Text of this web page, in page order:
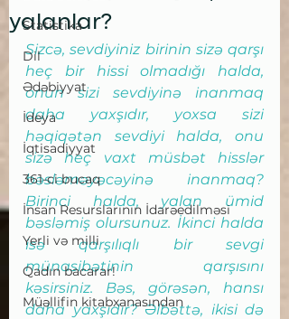
Statistika
Dil
Ədəbiyyat
İdeya
İqtisadiyyat
361-ci bucaq
İnsan Resurslarının İdarəedilməsi
Yerli və milli
Qadın bacarar!
Müəllifin kitabxanasından
yalanlar?
Sizcə, sevdiyiniz birinin sizə qarşı
heç bir hissi olmadığı halda,
onun sizi sevdiyinə inanmaq
daha yaxşıdır, yoxsa sizi
həqiqətən sevdiyi halda, onu
sizə heç vaxt müsbət hisslər
bəsləməyəcəyinə inanmaq?
Birinci halda, yalan ümid
bəsləmiş olursunuz. İkinci halda
isə qarşılıqlı bir sevgi
münasibətinin qarşısını
kəsirsiniz. Bəs, görəsən, hansı
daha yaxşıdır? Əlbəttə, ikisi də